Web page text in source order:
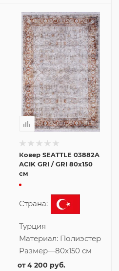
Ковер SEATTLE 03882A
ACIK GRI / GRI 80x150
см
Страна:
Турция
Материал: Полиэстер
Размер—80x150 см
от4 200 руб.